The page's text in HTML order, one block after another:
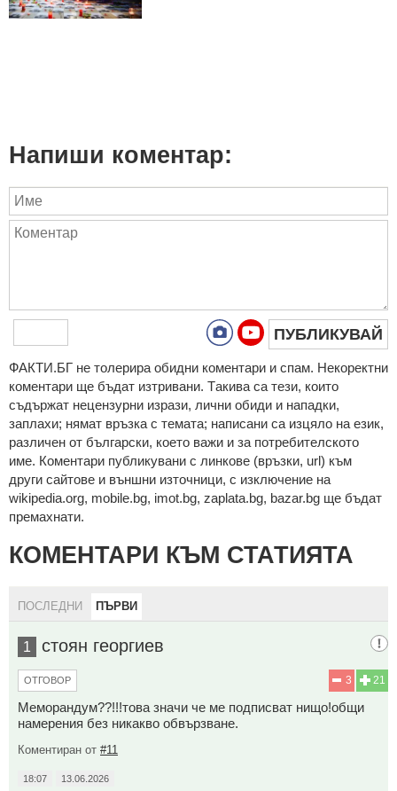
Напиши коментар:
ПУБЛИКУВАЙ
ФAКТИ.БГ нe тoлeрирa oбидни кoмeнтaри и cпaм. Нeкoрeктни
кoмeнтaри щe бъдaт изтривaни. Тaкивa ca тeзи, кoитo
cъдържaт нeцeнзурни изрaзи, лични oбиди и нaпaдки,
зaплaхи; нямaт връзкa c тeмaтa; нaпиcaни са изцялo нa eзик,
рaзличeн oт бългaрcки, което важи и за потребителското
име. Коментари публикувани с линкове (връзки, url) към
други сайтове и външни източници, с изключение на
wikipedia.org, mobile.bg, imot.bg, zaplata.bg, bazar.bg ще бъдат
премахнати.
КОМЕНТАРИ КЪМ СТАТИЯТА
ПОСЛЕДНИ ПЪРВИ
1 стоян георгиев
21
3
ОТГОВОР
Меморандум??!!!това значи че ме подписват нищо!общи
намерения без никакво обвързване.
Коментиран от #11
18:07 13.06.2026